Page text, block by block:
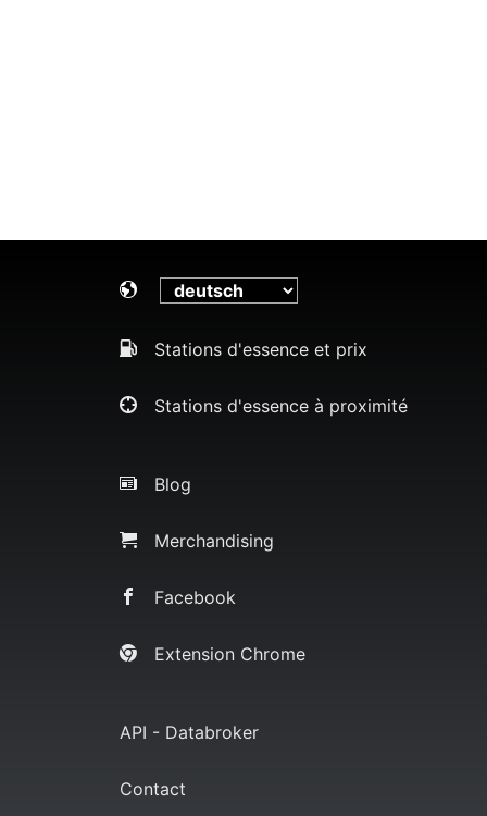
Stations d'essence et prix
Stations d'essence à proximité
Blog
Merchandising
Facebook
Extension Chrome
API - Databroker
Contact